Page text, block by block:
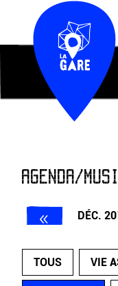
AGENDA/
DÉC.
TOUS VIE